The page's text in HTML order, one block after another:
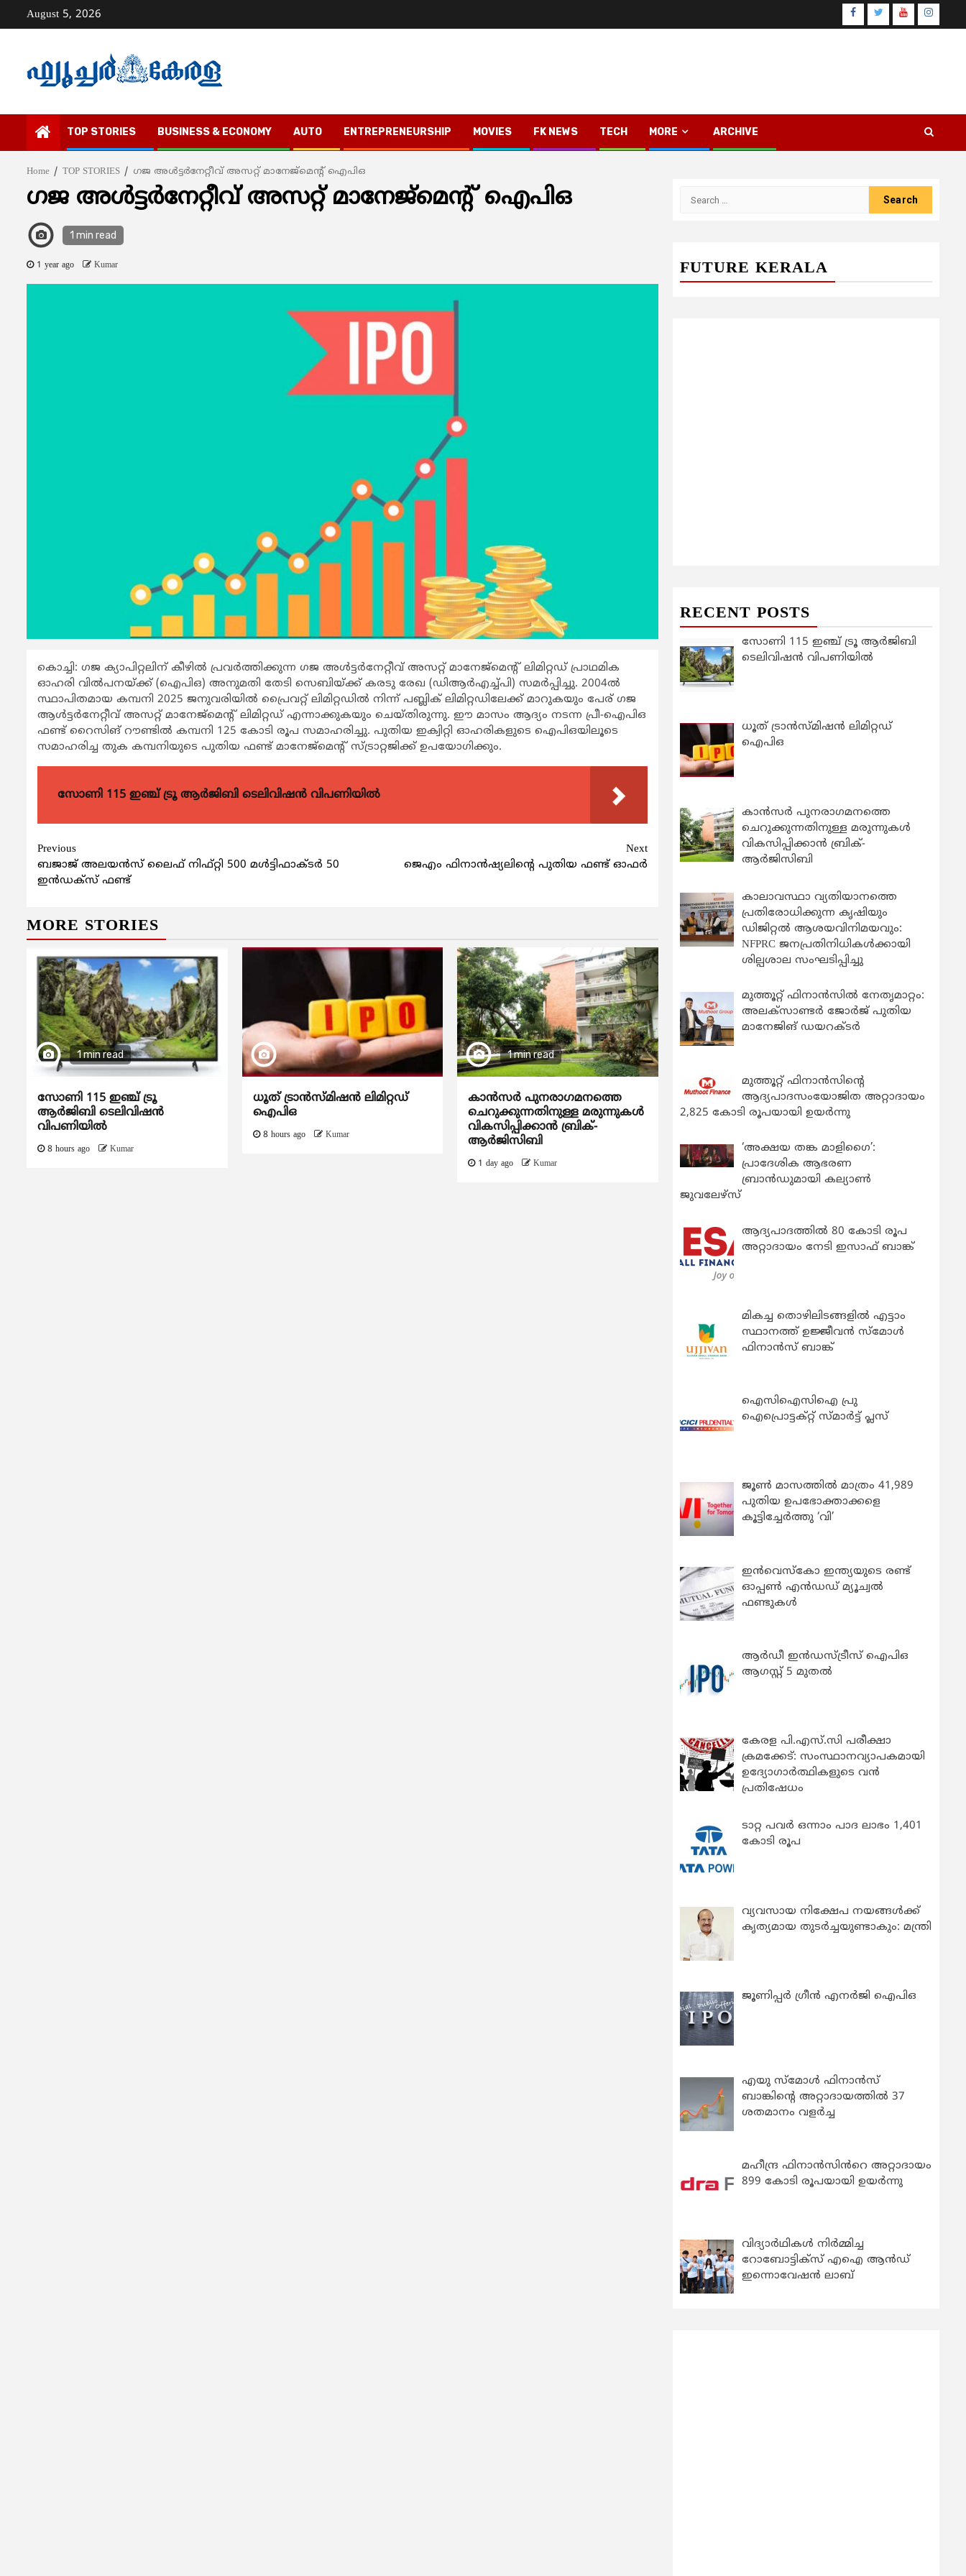
August 5, 2026 Facebook
TwitterYoutube
TOP STORIES BUSINESS & ECONOMY AUTO ENTREPRENEURSHIP MOVIES FK NEWS TECH MORE ARCHIVE
Home TOP STORIES ഗജ അള്‍ട്ടര്‍നേറ്റീവ് അസറ്റ് മാനേജ്മെന്‍റ് ഐപിഒ
ഗജ അള്‍ട്ടര്‍നേറ്റീവ് അസറ്റ് മാനേജ്മെന്‍റ് ഐപിഒ
1 min read
1 year ago Kumar
കൊച്ചി: ഗജ ക്യാപിറ്റലിന് കീഴില്‍ പ്രവര്‍ത്തിക്കുന്ന ഗജ അള്‍ട്ടര്‍നേറ്റീവ് അസറ്റ് മാനേജ്മെന്‍റ് ലിമിറ്റഡ് പ്രാഥമിക
ഓഹരി വില്‍പനയ്ക്ക് (ഐപിഒ) അനുമതി തേടി സെബിയ്ക്ക് കരടു രേഖ (ഡിആര്‍എച്ച്പി) സമര്‍പ്പിച്ചു. 2004ല്‍
സ്ഥാപിതമായ കമ്പനി 2025 ജനുവരിയില്‍ പ്രൈവറ്റ് ലിമിറ്റഡില്‍ നിന്ന് പബ്ലിക് ലിമിറ്റഡിലേക്ക് മാറുകയും പേര് ഗജ
ആള്‍ട്ടര്‍നേറ്റീവ് അസറ്റ് മാനേജ്മെന്‍റ് ലിമിറ്റഡ് എന്നാക്കുകയും ചെയ്തിരുന്നു. ഈ മാസം ആദ്യം നടന്ന പ്രീ-ഐപിഒ
ഫണ്ട് റൈസിങ് റൗണ്ടില്‍ കമ്പനി 125 കോടി രൂപ സമാഹരിച്ചു. പുതിയ ഇക്വിറ്റി ഓഹരികളുടെ ഐപിഒയിലൂടെ
സമാഹരിച്ച തുക കമ്പനിയുടെ പുതിയ ഫണ്ട് മാനേജ്മെന്‍റ് സ്ട്രാറ്റജിക്ക് ഉപയോഗിക്കും.
സോണി 115 ഇഞ്ച് ട്രൂ ആർജിബി ടെലിവിഷൻ വിപണിയിൽ
Continue
Reading
Previous
ബജാജ് അലയന്‍സ് ലൈഫ് നിഫ്റ്റി 500 മള്‍ട്ടിഫാക്ടര്‍ 50
ഇന്‍ഡക്സ് ഫണ്ട്
Next
ജെഎം ഫിനാന്‍ഷ്യലിന്റെ പുതിയ ഫണ്ട് ഓഫര്‍
MORE STORIES
1 min read
സോണി 115 ഇഞ്ച് ട്രൂ
ആർജിബി ടെലിവിഷൻ
വിപണിയിൽ
8 hours ago Kumar
ധൂത് ട്രാൻസ്മിഷൻ ലിമിറ്റഡ്
ഐപിഒ
8 hours ago Kumar
1 min read
കാന്‍സര്‍ പുനരാഗമനത്തെ
ചെറുക്കുന്നതിനുള്ള മരുന്നുകള്‍
വികസിപ്പിക്കാന്‍ ബ്രിക്-
ആര്‍ജിസിബി
1 day ago Kumar
FUTURE KERALA
RECENT POSTS
സോണി 115 ഇഞ്ച് ട്രൂ ആർജിബി
ടെലിവിഷൻ വിപണിയിൽ
ധൂത് ട്രാൻസ്മിഷൻ ലിമിറ്റഡ്
ഐപിഒ
കാന്‍സര്‍ പുനരാഗമനത്തെ
ചെറുക്കുന്നതിനുള്ള മരുന്നുകള്‍
വികസിപ്പിക്കാന്‍ ബ്രിക്-
ആര്‍ജിസിബി
കാലാവസ്ഥാ വ്യതിയാനത്തെ
പ്രതിരോധിക്കുന്ന കൃഷിയും
ഡിജിറ്റൽ ആശയവിനിമയവും:
NFPRC ജനപ്രതിനിധികൾക്കായി
ശില്പശാല സംഘടിപ്പിച്ചു
മുത്തൂറ്റ് ഫിനാൻസിൽ നേതൃമാറ്റം:
അലക്സാണ്ടർ ജോർജ് പുതിയ
മാനേജിങ് ഡയറക്ടർ
മുത്തൂറ്റ് ഫിനാൻസിന്റെ
ആദ്യപാദസംയോജിത അറ്റാദായം
2,825 കോടി രൂപയായി ഉയർന്നു
‘അക്ഷയ തങ്ക മാളിഗൈ’:
പ്രാദേശിക ആഭരണ
ബ്രാന്‍ഡുമായി കല്യാണ്‍
ജുവലേഴ്‌സ്
ആദ്യപാദത്തിൽ 80 കോടി രൂപ
അറ്റാദായം നേടി ഇസാഫ് ബാങ്ക്
മികച്ച തൊഴിലിടങ്ങളിൽ എട്ടാം
സ്ഥാനത്ത് ഉജ്ജീവൻ സ്മോൾ
ഫിനാൻസ് ബാങ്ക്
ഐസിഐസിഐ പ്രു
ഐപ്രൊട്ടക്റ്റ് സ്മാർട്ട് പ്ലസ്
ജൂൺ മാസത്തിൽ മാത്രം 41,989
പുതിയ ഉപഭോക്താക്കളെ
കൂട്ടിച്ചേർത്തു ‘വി’
ഇന്‍വെസ്കോ ഇന്ത്യയുടെ രണ്ട്
ഓപ്പണ്‍ എന്‍ഡഡ് മ്യൂച്വല്‍
ഫണ്ടുകള്‍
ആർഡീ ഇൻഡസ്ട്രീസ് ഐപിഒ
ആഗസ്റ്റ് 5 മുതൽ
കേരള പി.എസ്.സി പരീക്ഷാ
ക്രമക്കേട്: സംസ്ഥാനവ്യാപകമായി
ഉദ്യോഗാര്‍ത്ഥികളുടെ വന്‍
പ്രതിഷേധം
ടാറ്റ പവർ ഒന്നാം പാദ ലാഭം 1,401
കോടി രൂപ
വ്യവസായ നിക്ഷേപ നയങ്ങള്‍ക്ക്
കൃത്യമായ തുടര്‍ച്ചയുണ്ടാകും: മന്ത്രി
ജൂണിപ്പർ ഗ്രീൻ എനർജി ഐപിഒ
എയു സ്‌മോൾ ഫിനാൻസ്
ബാങ്കിന്റെ അറ്റാദായത്തിൽ 37
ശതമാനം വളർച്ച
മഹീന്ദ്ര ഫിനാൻസിൻറെ അറ്റാദായം
899 കോടി രൂപയായി ഉയർന്നു
വിദ്യാര്‍ഥികള്‍ നിര്‍മ്മിച്ച
റോബോട്ടിക്സ് എഐ ആന്‍ഡ്
ഇന്നൊവേഷന്‍ ലാബ്